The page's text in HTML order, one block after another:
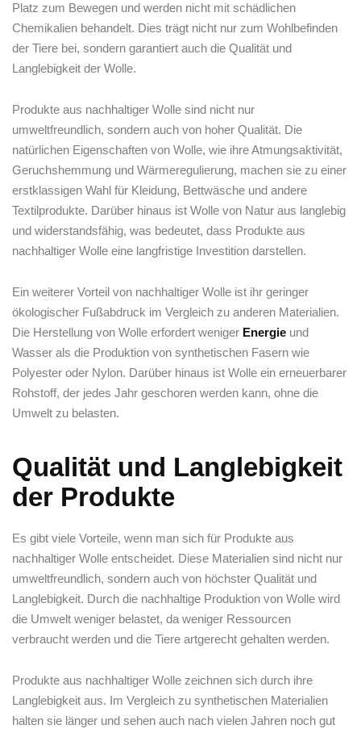
⁣Platz zum⁢ Bewegen und werden ‌nicht ⁣mit schädlichen​
Chemikalien ⁣behandelt. Dies trägt nicht nur zum Wohlbefinden
der Tiere⁣ bei, sondern garantiert ​auch die Qualität​ und
Langlebigkeit der Wolle.
Produkte aus nachhaltiger Wolle sind nicht nur
⁣umweltfreundlich, sondern auch von⁣ hoher Qualität. Die
natürlichen Eigenschaften von Wolle, wie ihre ‍Atmungsaktivität,
Geruchshemmung ‌und Wärmeregulierung, machen sie zu einer
erstklassigen Wahl für Kleidung, Bettwäsche und andere
Textilprodukte. Darüber hinaus ist Wolle von Natur aus langlebig
und ⁤widerstandsfähig, was bedeutet, ⁢dass Produkte ⁢aus⁤
nachhaltiger Wolle‍ eine langfristige Investition darstellen.
Ein‌ weiterer Vorteil von nachhaltiger ‌Wolle ist ihr geringer
ökologischer Fußabdruck ‍im ‌Vergleich ​zu ‍anderen Materialien.
Die ‌Herstellung von Wolle erfordert weniger Energie und
Wasser als die⁣ Produktion von synthetischen Fasern wie
⁢Polyester oder Nylon. Darüber‌ hinaus ist⁣ Wolle ein ‌erneuerbarer
Rohstoff, der⁢ jedes ⁣Jahr⁤ geschoren werden kann, ohne die
‍Umwelt zu ‌belasten.
Qualität und Langlebigkeit
der Produkte
Es gibt viele Vorteile, wenn man ⁢sich für ⁤Produkte ‌aus
nachhaltiger Wolle entscheidet. ⁢Diese Materialien sind⁣ nicht ⁤nur
umweltfreundlich, sondern‍ auch⁢ von höchster Qualität und
Langlebigkeit. Durch die nachhaltige Produktion ⁣von Wolle wird
‌die Umwelt ‍weniger belastet, da weniger Ressourcen
verbraucht werden ‍und die Tiere artgerecht gehalten werden.
Produkte aus nachhaltiger⁢ Wolle⁣ zeichnen‍ sich durch ihre
Langlebigkeit aus. Im Vergleich zu ​synthetischen Materialien
halten sie länger und sehen auch nach vielen Jahren noch gut